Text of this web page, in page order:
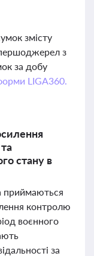
змісту
з
за добу
LIGA360.
стану в
приймаються
контролю
воєнного
за